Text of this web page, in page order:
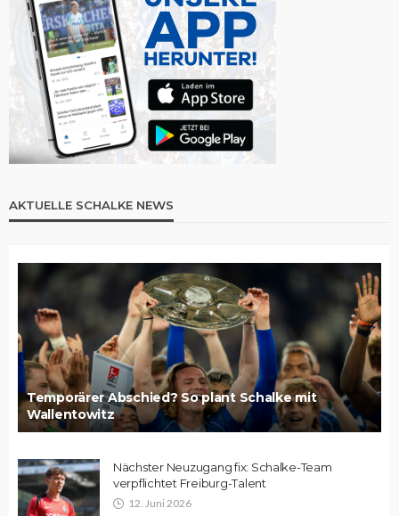
AKTUELLE SCHALKE NEWS
Temporärer Abschied? So plant Schalke mit
Wallentowitz
Nächster Neuzugang fix: Schalke-Team
verpflichtet Freiburg-Talent
12. Juni 2026